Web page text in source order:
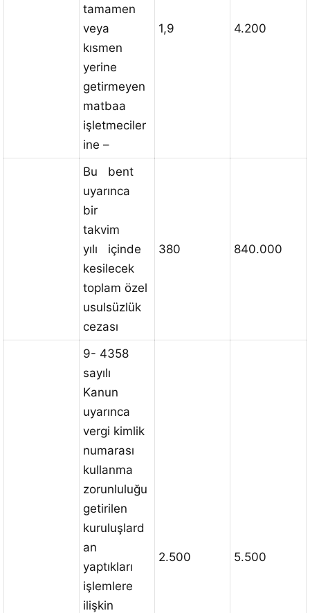
tamamen
veya
kısmen
yerine
getirmeyen
matbaa
işletmeciler
ine –
1,9 4.200
Bu bent
uyarınca
bir
takvim
yılı içinde
kesilecek
toplam özel
usulsüzlük
cezası
380 840.000
9- 4358
sayılı
Kanun
uyarınca
vergi kimlik
numarası
kullanma
zorunluluğu
getirilen
kuruluşlard
an
yaptıkları
işlemlere
ilişkin
2.500 5.500